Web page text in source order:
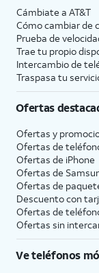
Cámbiate a AT&T
Cómo cambiar de
Prueba de
Trae tu propio
Intercambio de
Traspasa tu
Ofertas
Ofertas y
Ofertas de
Ofertas de iPhone
Ofertas de
Ofertas de
Descuento con
Ofertas de
Ofertas sin
Ve teléfonos